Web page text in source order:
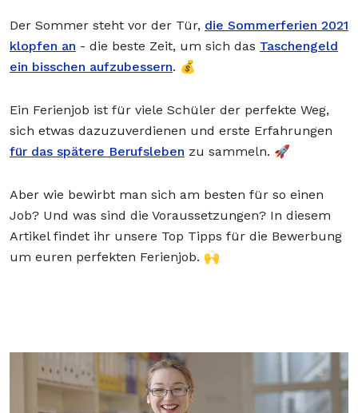
Der Sommer steht vor der Tür, die Sommerferien 2021
klopfen an - die beste Zeit, um sich das Taschengeld
ein bisschen aufzubessern. 💰
Ein Ferienjob ist für viele Schüler der perfekte Weg,
sich etwas dazuzuverdienen und erste Erfahrungen
für das spätere Berufsleben zu sammeln. 🚀
Aber wie bewirbt man sich am besten für so einen
Job? Und was sind die Voraussetzungen? In diesem
Artikel findet ihr unsere Top Tipps für die Bewerbung
um euren perfekten Ferienjob. 🙌